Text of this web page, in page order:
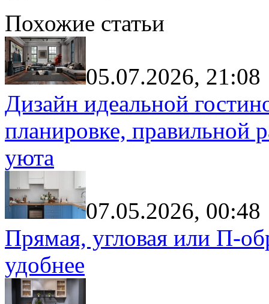
Похожие статьи
05.07.2026, 21:08
Дизайн идеальной
планировке, правильной
уюта
07.05.2026, 00:48
Прямая, угловая или П-
удобнее